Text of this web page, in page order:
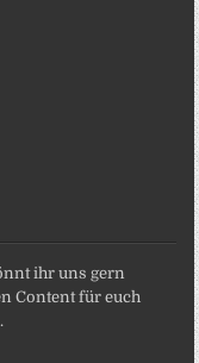
ihr uns gern
Content für euch